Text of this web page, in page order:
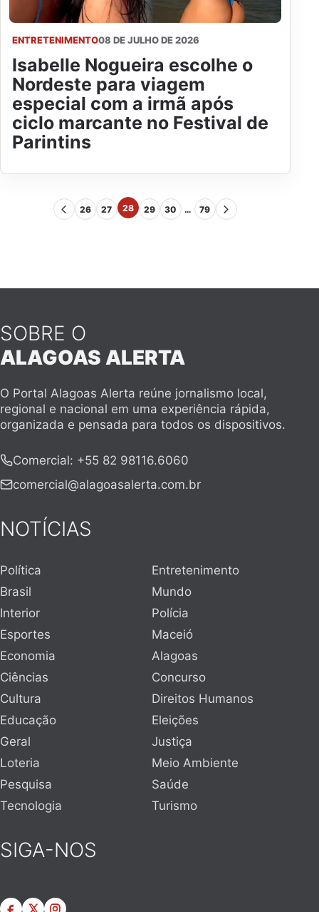
ENTRETENIMENTO08 DE JULHO DE 2026
Isabelle Nogueira escolhe o
Nordeste para viagem
especial com a irmã após
ciclo marcante no Festival de
Parintins
26 27 28 29 30 … 79
SOBRE O
ALAGOAS ALERTA
O Portal Alagoas Alerta reúne jornalismo local,
regional e nacional em uma experiência rápida,
organizada e pensada para todos os dispositivos.
Comercial: +55 82 98116.6060
comercial@alagoasalerta.com.br
NOTÍCIAS
Política
Entretenimento
Brasil
Mundo
Interior
Polícia
Esportes
Maceió
Economia
Alagoas
Ciências
Concurso
Cultura
Direitos Humanos
Educação
Eleições
Geral
Justiça
Loteria
Meio Ambiente
Pesquisa
Saúde
Tecnologia
Turismo
SIGA-NOS